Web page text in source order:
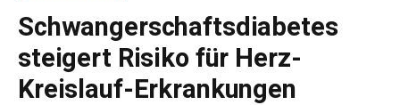
Schwangerschaftsdiabetes
steigert Risiko für Herz-
Kreislauf-Erkrankungen